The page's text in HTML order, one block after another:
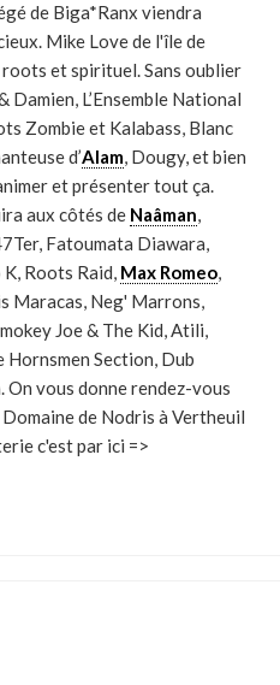
de Biga*Ranx viendra
Mike Love de l'île de
et spirituel. Sans oublier
Damien, L’Ensemble National
Zombie et Kalabass, Blanc
d’Alam, Dougy, et bien
et présenter tout ça.
aux côtés de Naâman,
Fatoumata Diawara,
Roots Raid, Max Romeo,
Maracas, Neg' Marrons,
Joe & The Kid, Atili,
Hornsmen Section, Dub
On vous donne rendez-vous
de Nodris à Vertheuil
c'est par ici =>